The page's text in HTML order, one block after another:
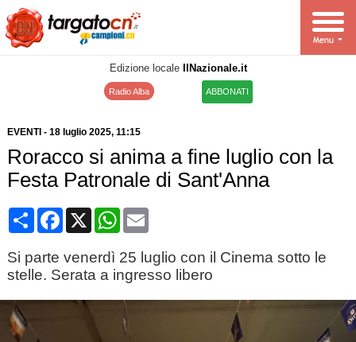
Edizione locale IlNazionale.it
Radio Alba ABBONATI
EVENTI - 18 luglio 2025, 11:15
Roracco si anima a fine luglio con la
Festa Patronale di Sant'Anna
CondividiFacebook
X WhatsApp
Email
Si parte venerdì 25 luglio con il Cinema sotto le
stelle. Serata a ingresso libero